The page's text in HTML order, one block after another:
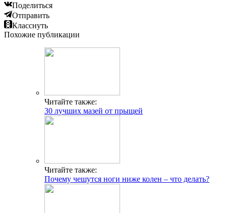
Поделиться
Отправить
Класснуть
Похожие публикации
Читайте также:
30 лучших мазей от прыщей
Читайте также:
Почему чешутся ноги ниже колен – что делать?